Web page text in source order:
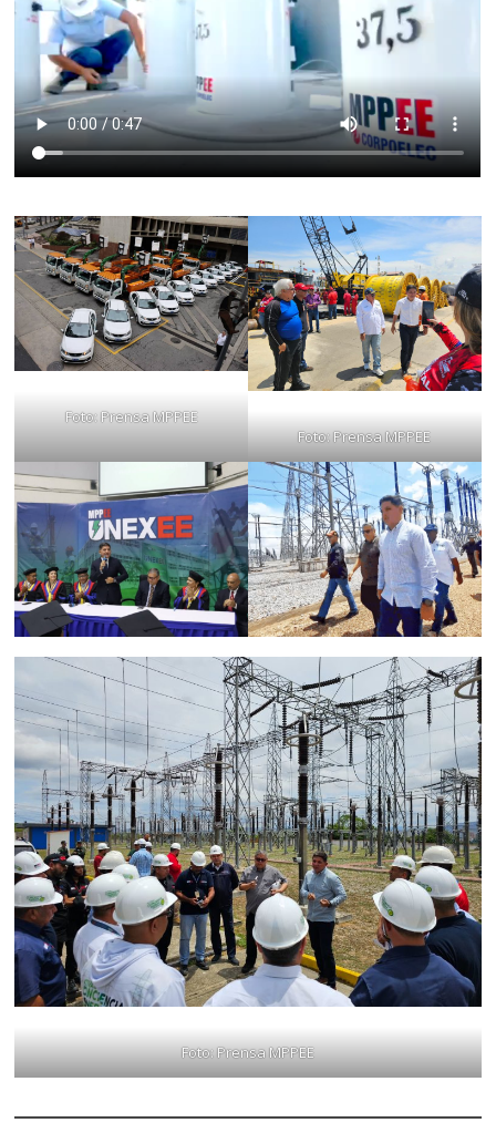
Foto: Prensa MPPEE
Foto: Prensa MPPEE
Foto: Prensa MPPEE